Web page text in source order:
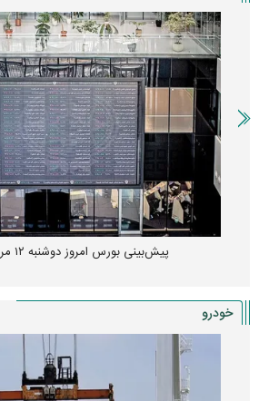
پیش‌بینی بورس امروز دوشنبه ۱۲ مرداد ماه ۱۴۰۵
خودرو